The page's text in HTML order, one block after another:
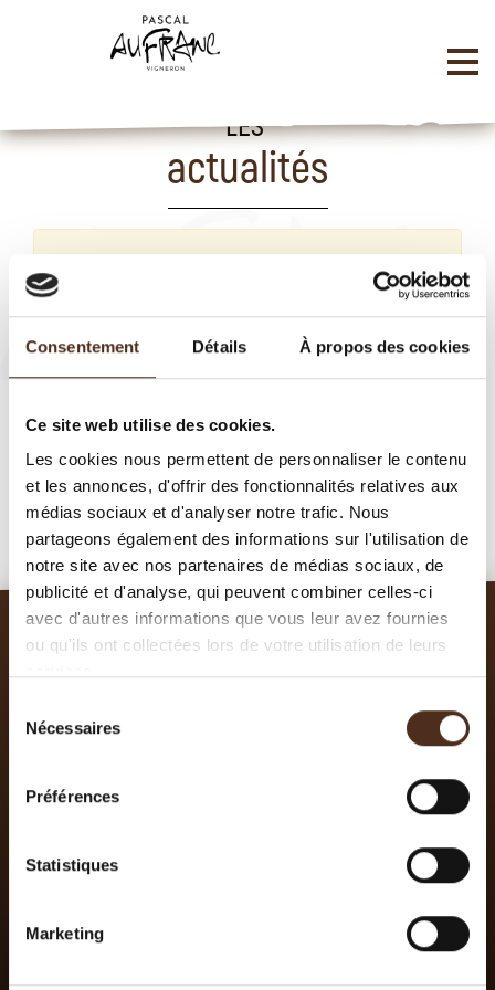
Consentement Détails À propos des cookies
Ce site web utilise des cookies.
Les cookies nous permettent de personnaliser le contenu
et les annonces, d'offrir des fonctionnalités relatives aux
médias sociaux et d'analyser notre trafic. Nous
partageons également des informations sur l'utilisation de
notre site avec nos partenaires de médias sociaux, de
publicité et d'analyse, qui peuvent combiner celles-ci
avec d'autres informations que vous leur avez fournies
ou qu'ils ont collectées lors de votre utilisation de leurs
Nécessaires
Préférences
Statistiques
Marketing
LES
actualités
Aucune à afficher, revenez plus tard.